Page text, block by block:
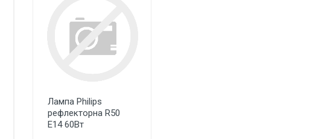
Лампа Philips
рефлекторна R50
Е14 60Вт